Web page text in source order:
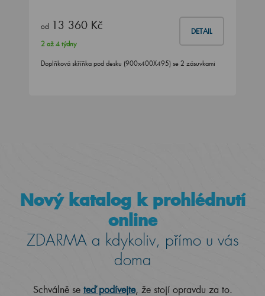
od 13 360 Kč DETAIL
2 až 4 týdny
Doplňková skříňka pod desku (900x400X495) se 2 zásuvkami
Nový katalog k prohlédnutí
online
ZDARMA a kdykoliv, přímo u vás
doma
Schválně se teď podívejte, že stojí opravdu za to.